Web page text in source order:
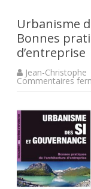
Urbanisme
Bonnes
d’entreprise
Jean-Christophe
Commentaires